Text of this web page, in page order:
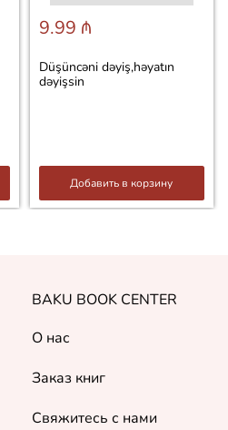
9.99 ₼
Düşüncəni dəyiş,həyatın
dəyişsin
Добавить в корзину
BAKU BOOK CENTER
О нас
Заказ книг
Свяжитесь с нами